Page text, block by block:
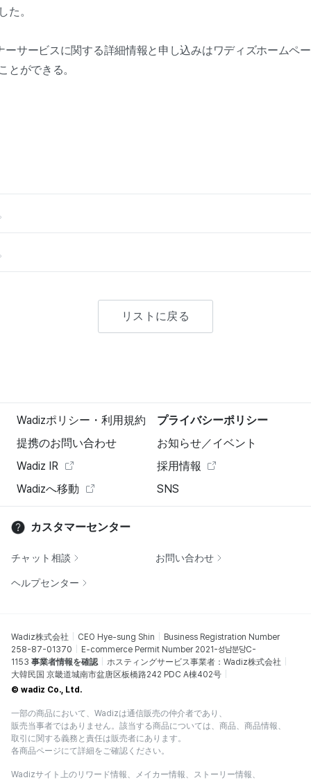
た。
サービスに関する詳細情報と申し込みはワディズホームペー
とができる。
リストに戻る
Wadizポリシー・利用規約
プライバシーポリシー
提携のお問い合わせ
お知らせ／イベント
Wadiz IR
採用情報
Wadizへ移動
SNS
カスタマーセンター
チャット相談 お問い合わせ
ヘルプセンター
Wadiz株式会社 CEO Hye-sung Shin
Business Registration Number
258-87-01370
E-commerce Permit Number 2021-성남분당C-
1153 事業者情報を確認
ホスティングサービス事業者：Wadiz株式会社
大韓民国 京畿道城南市盆唐区板橋路242 PDC A棟402号
© wadiz Co., Ltd.
一部の商品において、Wadizは通信販売の仲介者であり、
販売当事者ではありません。該当する商品については、商品、商品情報、
取引に関する義務と責任は販売者にあります。
各商品ページにて詳細をご確認ください。
Wadizサイト上のリワード情報、メイカー情報、ストーリー情報、